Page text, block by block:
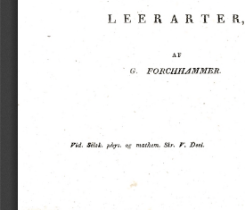
LEERARTER,
AF
G. FORCHHAMMER.
Vid. Seist. phys. og mathem. Skr. V. Deel,